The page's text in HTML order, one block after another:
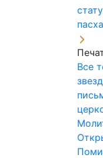
Все